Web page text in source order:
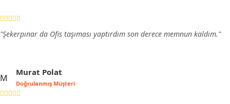
"Şekerpınar da Ofis taşıması yaptırdım son derece memnun kaldım."
M
Murat Polat
Doğrulanmış Müşteri